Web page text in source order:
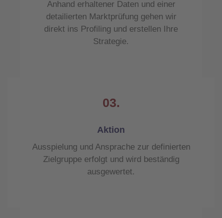
Anhand erhaltener Daten und einer
detailierten Marktprüfung gehen wir
direkt ins Profiling und erstellen Ihre
Strategie.
03.
Aktion
Ausspielung und Ansprache zur definierten
Zielgruppe erfolgt und wird beständig
ausgewertet.